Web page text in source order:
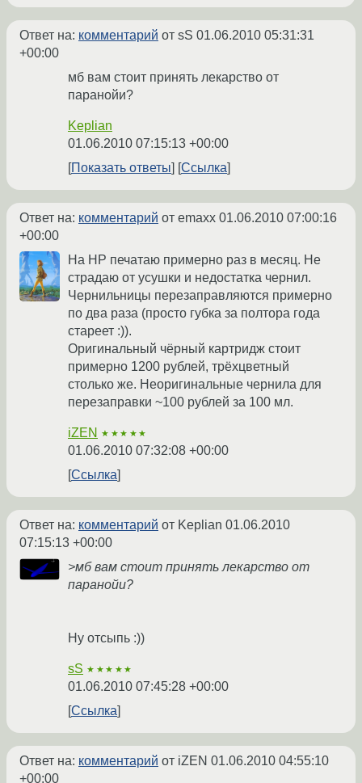
Ответ на: комментарий от sS 01.06.2010 05:31:31
+00:00
мб вам стоит принять лекарство от
паранойи?
Keplian
01.06.2010 07:15:13 +00:00
Показать ответы
Ссылка
Ответ на: комментарий от emaxx 01.06.2010 07:00:16
+00:00
На HP печатаю примерно раз в месяц. Не
страдаю от усушки и недостатка чернил.
Чернильницы перезаправляются примерно
по два раза (просто губка за полтора года
стареет :)).
Оригинальный чёрный картридж стоит
примерно 1200 рублей, трёхцветный
столько же. Неоригинальные чернила для
перезаправки ~100 рублей за 100 мл.
iZEN ★★★★★
01.06.2010 07:32:08 +00:00
Ссылка
Ответ на: комментарий от Keplian 01.06.2010
07:15:13 +00:00
>мб вам стоит принять лекарство от
паранойи?
Ну отсыпь :))
sS ★★★★★
01.06.2010 07:45:28 +00:00
Ссылка
Ответ на: комментарий от iZEN 01.06.2010 04:55:10
+00:00